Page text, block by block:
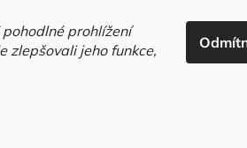
prohlížení
zlepšovali jeho funkce,
HLEDAT